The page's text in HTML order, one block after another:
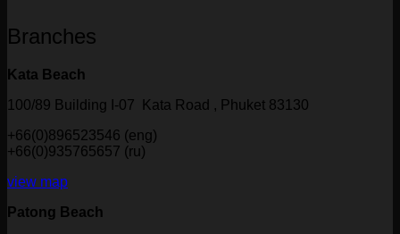
Branches
Kata Beach
100/89 Building I-07 Kata Road , Phuket 83130
+66(0)896523546 (eng)
+66(0)935765657 (ru)
view map
Patong Beach